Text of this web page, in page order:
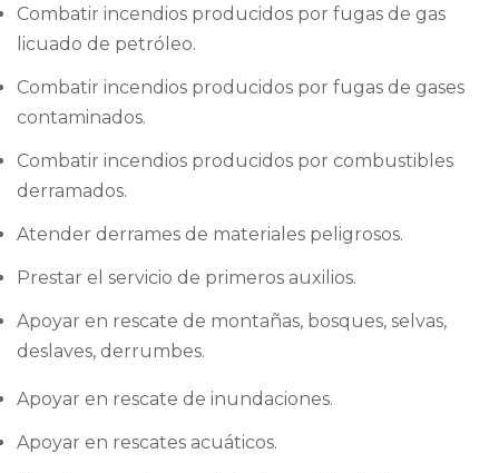
Combatir incendios producidos por fugas de gas
licuado de petróleo.
Combatir incendios producidos por fugas de gases
contaminados.
Combatir incendios producidos por combustibles
derramados.
Atender derrames de materiales peligrosos.
Prestar el servicio de primeros auxilios.
Apoyar en rescate de montañas, bosques, selvas,
deslaves, derrumbes.
Apoyar en rescate de inundaciones.
Apoyar en rescates acuáticos.